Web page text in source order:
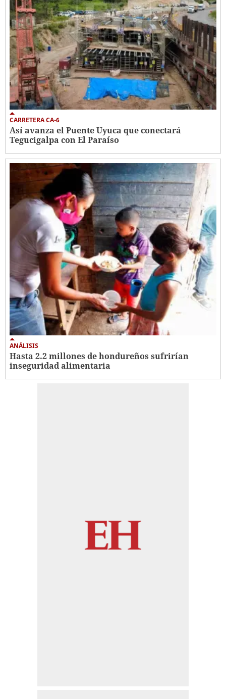
CARRETERA CA-6
Así avanza el Puente Uyuca que conectará
Tegucigalpa con El Paraíso
ANÁLISIS
Hasta 2.2 millones de hondureños sufrirían
inseguridad alimentaria